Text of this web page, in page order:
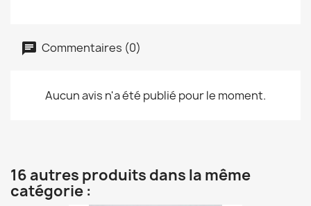
Commentaires (0)
Aucun avis n'a été publié pour le moment.
16 autres produits dans la même
catégorie :